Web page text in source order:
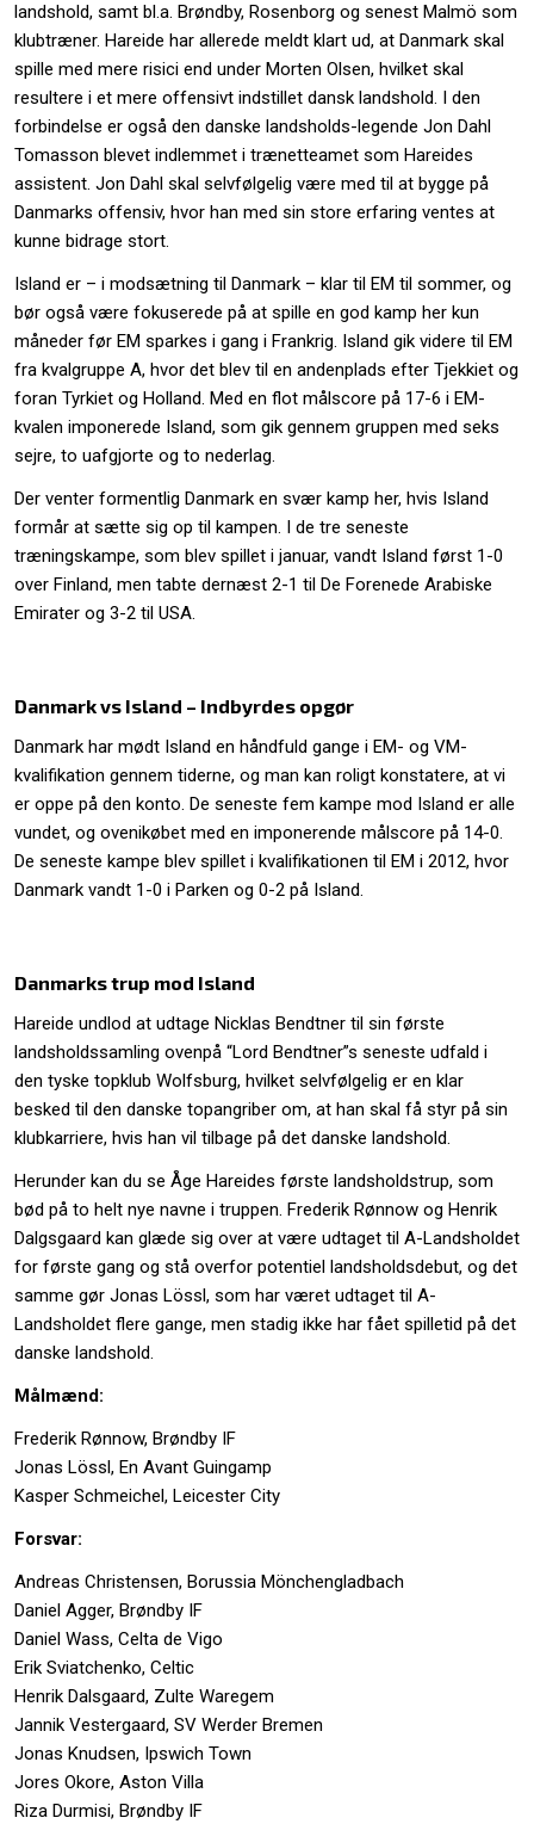
landshold, samt bl.a. Brøndby, Rosenborg og senest Malmö som
klubtræner. Hareide har allerede meldt klart ud, at Danmark skal
spille med mere risici end under Morten Olsen, hvilket skal
resultere i et mere offensivt indstillet dansk landshold. I den
forbindelse er også den danske landsholds-legende Jon Dahl
Tomasson blevet indlemmet i trænetteamet som Hareides
assistent. Jon Dahl skal selvfølgelig være med til at bygge på
Danmarks offensiv, hvor han med sin store erfaring ventes at
kunne bidrage stort.
Island er – i modsætning til Danmark – klar til EM til sommer, og
bør også være fokuserede på at spille en god kamp her kun
måneder før EM sparkes i gang i Frankrig. Island gik videre til EM
fra kvalgruppe A, hvor det blev til en andenplads efter Tjekkiet og
foran Tyrkiet og Holland. Med en flot målscore på 17-6 i EM-
kvalen imponerede Island, som gik gennem gruppen med seks
sejre, to uafgjorte og to nederlag.
Der venter formentlig Danmark en svær kamp her, hvis Island
formår at sætte sig op til kampen. I de tre seneste
træningskampe, som blev spillet i januar, vandt Island først 1-0
over Finland, men tabte dernæst 2-1 til De Forenede Arabiske
Emirater og 3-2 til USA.
Danmark vs Island – Indbyrdes opgør
Danmark har mødt Island en håndfuld gange i EM- og VM-
kvalifikation gennem tiderne, og man kan roligt konstatere, at vi
er oppe på den konto. De seneste fem kampe mod Island er alle
vundet, og ovenikøbet med en imponerende målscore på 14-0.
De seneste kampe blev spillet i kvalifikationen til EM i 2012, hvor
Danmark vandt 1-0 i Parken og 0-2 på Island.
Danmarks trup mod Island
Hareide undlod at udtage Nicklas Bendtner til sin første
landsholdssamling ovenpå “Lord Bendtner”s seneste udfald i
den tyske topklub Wolfsburg, hvilket selvfølgelig er en klar
besked til den danske topangriber om, at han skal få styr på sin
klubkarriere, hvis han vil tilbage på det danske landshold.
Herunder kan du se Åge Hareides første landsholdstrup, som
bød på to helt nye navne i truppen. Frederik Rønnow og Henrik
Dalgsgaard kan glæde sig over at være udtaget til A-Landsholdet
for første gang og stå overfor potentiel landsholdsdebut, og det
samme gør Jonas Lössl, som har været udtaget til A-
Landsholdet flere gange, men stadig ikke har fået spilletid på det
danske landshold.
Målmænd:
Frederik Rønnow, Brøndby IF
Jonas Lössl, En Avant Guingamp
Kasper Schmeichel, Leicester City
Forsvar:
Andreas Christensen, Borussia Mönchengladbach
Daniel Agger, Brøndby IF
Daniel Wass, Celta de Vigo
Erik Sviatchenko, Celtic
Henrik Dalsgaard, Zulte Waregem
Jannik Vestergaard, SV Werder Bremen
Jonas Knudsen, Ipswich Town
Jores Okore, Aston Villa
Riza Durmisi, Brøndby IF